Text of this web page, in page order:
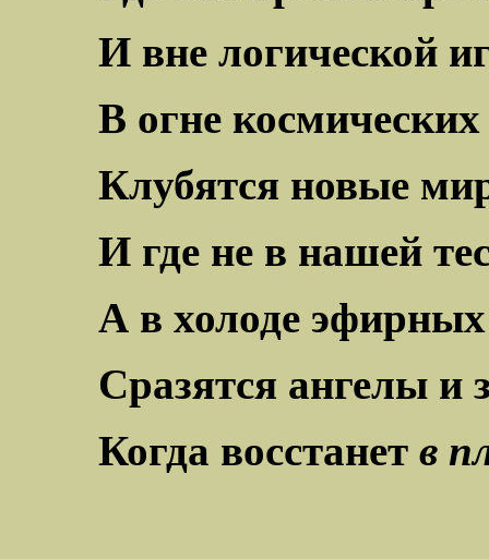
И вне логической
В огне
Клубятся новые
И где не в нашей
А в холоде эфирных
Сразятся ангелы и
Когда восстанет в